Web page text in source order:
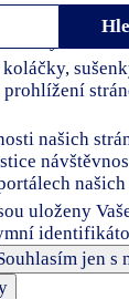
cookies.
našich
uloženy
jen s